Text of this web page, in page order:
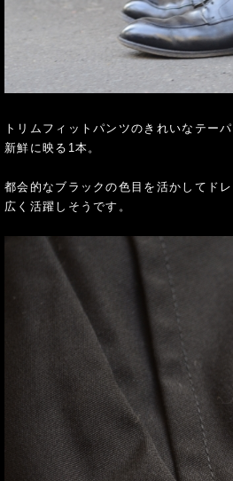
トリムフィットパンツのきれいなテー
新鮮に映る1本。
都会的なブラックの色目を活かしてド
広く活躍しそうです。